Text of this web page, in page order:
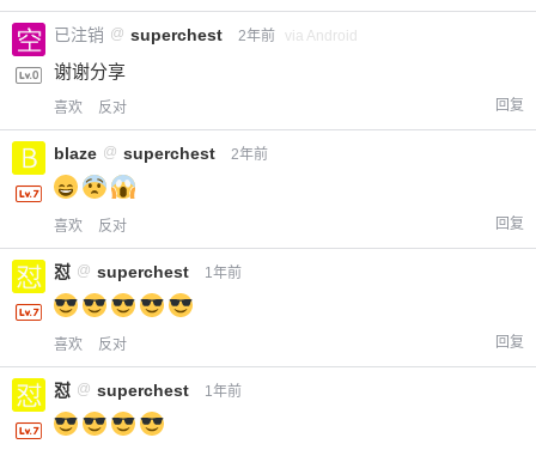
已注销 @ superchest 2年前 via Android
谢谢分享
喜欢 反对 回复
blaze @ superchest 2年前
喜欢 反对 回复
怼 @ superchest 1年前
喜欢 反对 回复
怼 @ superchest 1年前
忘记密码？